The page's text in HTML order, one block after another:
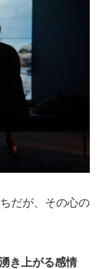
だが、その心の
き上がる感情